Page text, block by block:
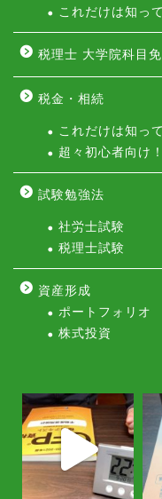
これだけは知っ
税理士 大学院科目
税金・相続
これだけは知っ
超々初心者向け
試験勉強法
社労士試験
税理士試験
資産形成
ポートフォリオ
株式投資